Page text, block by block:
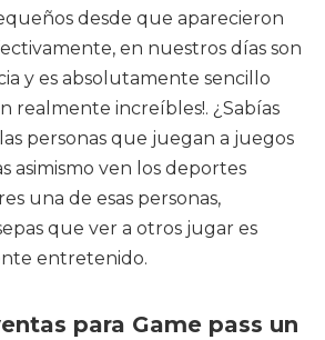
desde que aparecieron
en nuestros días son
y es absolutamente sencillo
realmente increíbles!. ¿Sabías
personas que juegan a juegos
asimismo ven los deportes
una de esas personas,
que ver a otros jugar es
entretenido.
para Game pass un